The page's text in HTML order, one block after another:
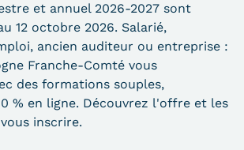
et annuel 2026-2027 sont
12 octobre 2026. Salarié,
ancien auditeur ou entreprise :
Franche-Comté vous
des formations souples,
% en ligne. Découvrez l'offre et les
inscrire.